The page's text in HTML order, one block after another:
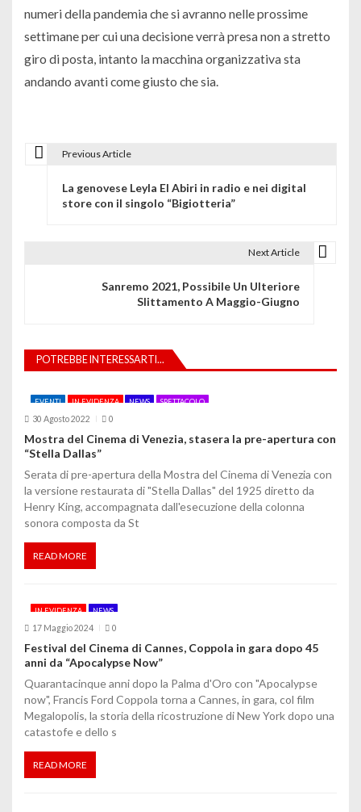
numeri della pandemia che si avranno nelle prossime
settimane per cui una decisione verrà presa non a stretto
giro di posta, intanto la macchina organizzativa sta
andando avanti come giusto che sia.
i
o
n
e
a
r
t
i
c
o
l
i
Previous Article
La genovese Leyla El Abiri in radio e nei digital
store con il singolo “Bigiotteria”
Next Article
Sanremo 2021, Possibile Un Ulteriore
Slittamento A Maggio-Giugno
POTREBBE INTERESSARTI...
EVENTI IN EVIDENZA NEWS SPETTACOLO
30 Agosto 2022 0
Mostra del Cinema di Venezia, stasera la pre-apertura con
“Stella Dallas”
Serata di pre-apertura della Mostra del Cinema di Venezia con
la versione restaurata di "Stella Dallas" del 1925 diretto da
Henry King, accompagnata dall'esecuzione della colonna
sonora composta da St
READ MORE
IN EVIDENZA NEWS
17 Maggio 2024 0
Festival del Cinema di Cannes, Coppola in gara dopo 45
anni da “Apocalypse Now”
Quarantacinque anni dopo la Palma d'Oro con "Apocalypse
now", Francis Ford Coppola torna a Cannes, in gara, col film
Megalopolis, la storia della ricostruzione di New York dopo una
catastofe e dello s
READ MORE